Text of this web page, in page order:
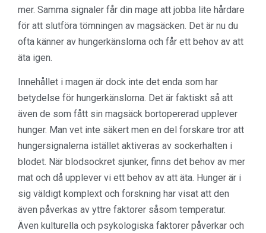
mer. Samma signaler får din mage att jobba lite hårdare
för att slutföra tömningen av magsäcken. Det är nu du
ofta känner av hungerkänslorna och får ett behov av att
äta igen.
Innehållet i magen är dock inte det enda som har
betydelse för hungerkänslorna. Det är faktiskt så att
även de som fått sin magsäck bortopererad upplever
hunger. Man vet inte säkert men en del forskare tror att
hungersignalerna istället aktiveras av sockerhalten i
blodet. När blodsockret sjunker, finns det behov av mer
mat och då upplever vi ett behov av att äta. Hunger är i
sig väldigt komplext och forskning har visat att den
även påverkas av yttre faktorer såsom temperatur.
Även kulturella och psykologiska faktorer påverkar och